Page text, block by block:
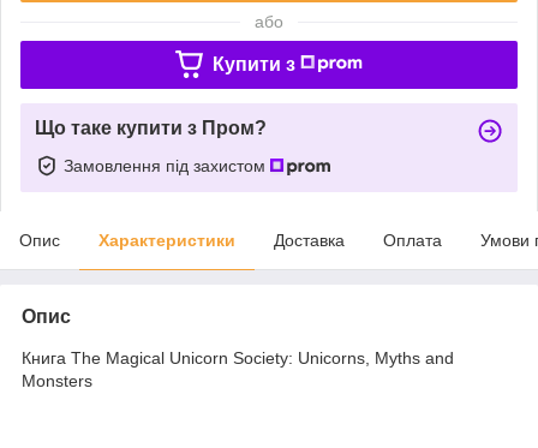
або
Купити з
Що таке купити з Пром?
Замовлення під захистом
Опис Характеристики Доставка Оплата Умови
Опис
Книга The Magical Unicorn Society: Unicorns, Myths and
Monsters